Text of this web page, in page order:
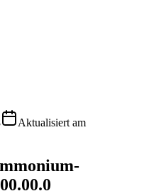
Aktualisiert am